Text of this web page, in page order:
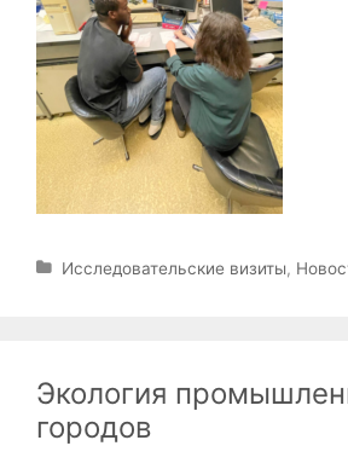
Р
к
Исследовательские визиты,
Экология
городов